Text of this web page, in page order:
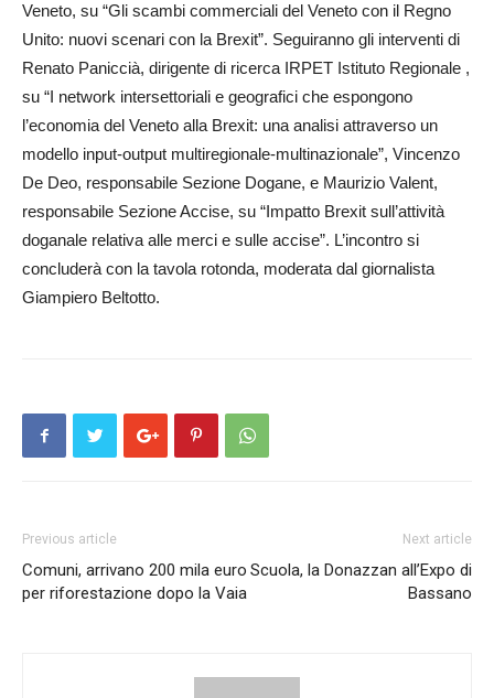
Veneto, su “Gli scambi commerciali del Veneto con il Regno
Unito: nuovi scenari con la Brexit”. Seguiranno gli interventi di
Renato Paniccià, dirigente di ricerca IRPET Istituto Regionale ,
su “I network intersettoriali e geografici che espongono
l’economia del Veneto alla Brexit: una analisi attraverso un
modello input-output multiregionale-multinazionale”, Vincenzo
De Deo, responsabile Sezione Dogane, e Maurizio Valent,
responsabile Sezione Accise, su “Impatto Brexit sull’attività
doganale relativa alle merci e sulle accise”. L’incontro si
concluderà con la tavola rotonda, moderata dal giornalista
Giampiero Beltotto.
Previous article
Comuni, arrivano 200 mila euro
per riforestazione dopo la Vaia
Next article
Scuola, la Donazzan all’Expo di
Bassano